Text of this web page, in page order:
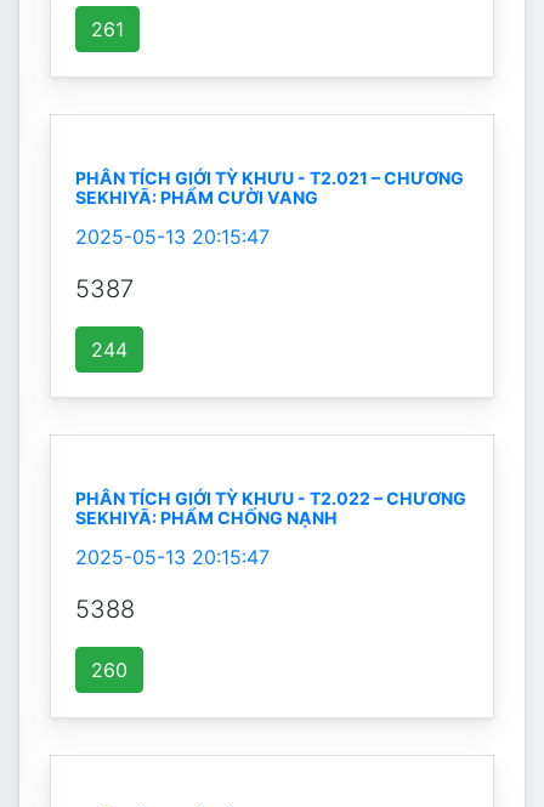
261
PHÂN TÍCH GIỚI TỲ KHƯU - T2.021 – CHƯƠNG
SEKHIYĀ: PHẨM CƯỜI VANG
2025-05-13 20:15:47
5387
244
PHÂN TÍCH GIỚI TỲ KHƯU - T2.022 – CHƯƠNG
SEKHIYĀ: PHẨM CHỐNG NẠNH
2025-05-13 20:15:47
5388
260